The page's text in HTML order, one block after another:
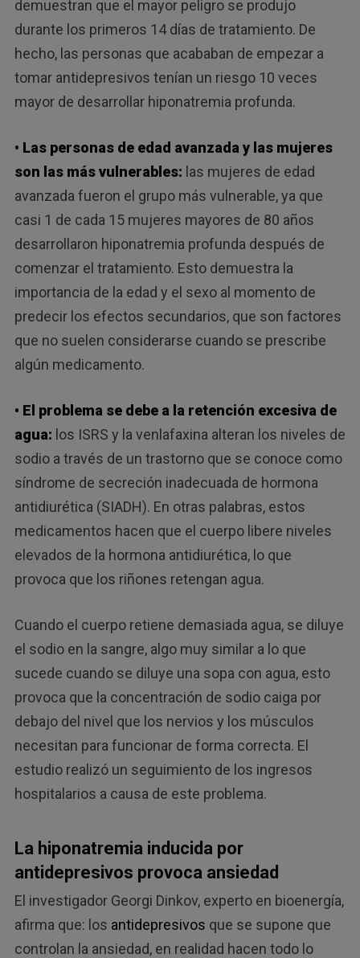
demuestran que el mayor peligro se produjo
durante los primeros 14 días de tratamiento. De
hecho, las personas que acababan de empezar a
tomar antidepresivos tenían un riesgo 10 veces
mayor de desarrollar hiponatremia profunda.
• Las personas de edad avanzada y las mujeres
son las más vulnerables: las mujeres de edad
avanzada fueron el grupo más vulnerable, ya que
casi 1 de cada 15 mujeres mayores de 80 años
desarrollaron hiponatremia profunda después de
comenzar el tratamiento. Esto demuestra la
importancia de la edad y el sexo al momento de
predecir los efectos secundarios, que son factores
que no suelen considerarse cuando se prescribe
algún medicamento.
• El problema se debe a la retención excesiva de
agua: los ISRS y la venlafaxina alteran los niveles de
sodio a través de un trastorno que se conoce como
síndrome de secreción inadecuada de hormona
antidiurética (SIADH). En otras palabras, estos
medicamentos hacen que el cuerpo libere niveles
elevados de la hormona antidiurética, lo que
provoca que los riñones retengan agua.
Cuando el cuerpo retiene demasiada agua, se diluye
el sodio en la sangre, algo muy similar a lo que
sucede cuando se diluye una sopa con agua, esto
provoca que la concentración de sodio caiga por
debajo del nivel que los nervios y los músculos
necesitan para funcionar de forma correcta. El
estudio realizó un seguimiento de los ingresos
hospitalarios a causa de este problema.
La hiponatremia inducida por
antidepresivos provoca ansiedad
El investigador Georgi Dinkov, experto en bioenergía,
afirma que: los antidepresivos que se supone que
controlan la ansiedad, en realidad hacen todo lo